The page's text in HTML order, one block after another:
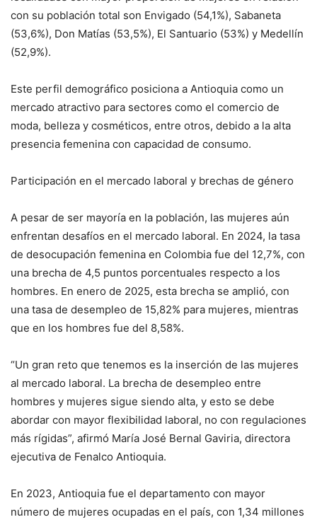
con su población total son Envigado (54,1%), Sabaneta
(53,6%), Don Matías (53,5%), El Santuario (53%) y Medellín
(52,9%).
Este perfil demográfico posiciona a Antioquia como un
mercado atractivo para sectores como el comercio de
moda, belleza y cosméticos, entre otros, debido a la alta
presencia femenina con capacidad de consumo.
Participación en el mercado laboral y brechas de género
A pesar de ser mayoría en la población, las mujeres aún
enfrentan desafíos en el mercado laboral. En 2024, la tasa
de desocupación femenina en Colombia fue del 12,7%, con
una brecha de 4,5 puntos porcentuales respecto a los
hombres. En enero de 2025, esta brecha se amplió, con
una tasa de desempleo de 15,82% para mujeres, mientras
que en los hombres fue del 8,58%.
“Un gran reto que tenemos es la inserción de las mujeres
al mercado laboral. La brecha de desempleo entre
hombres y mujeres sigue siendo alta, y esto se debe
abordar con mayor flexibilidad laboral, no con regulaciones
más rígidas”, afirmó María José Bernal Gaviria, directora
ejecutiva de Fenalco Antioquia.
En 2023, Antioquia fue el departamento con mayor
número de mujeres ocupadas en el país, con 1,34 millones